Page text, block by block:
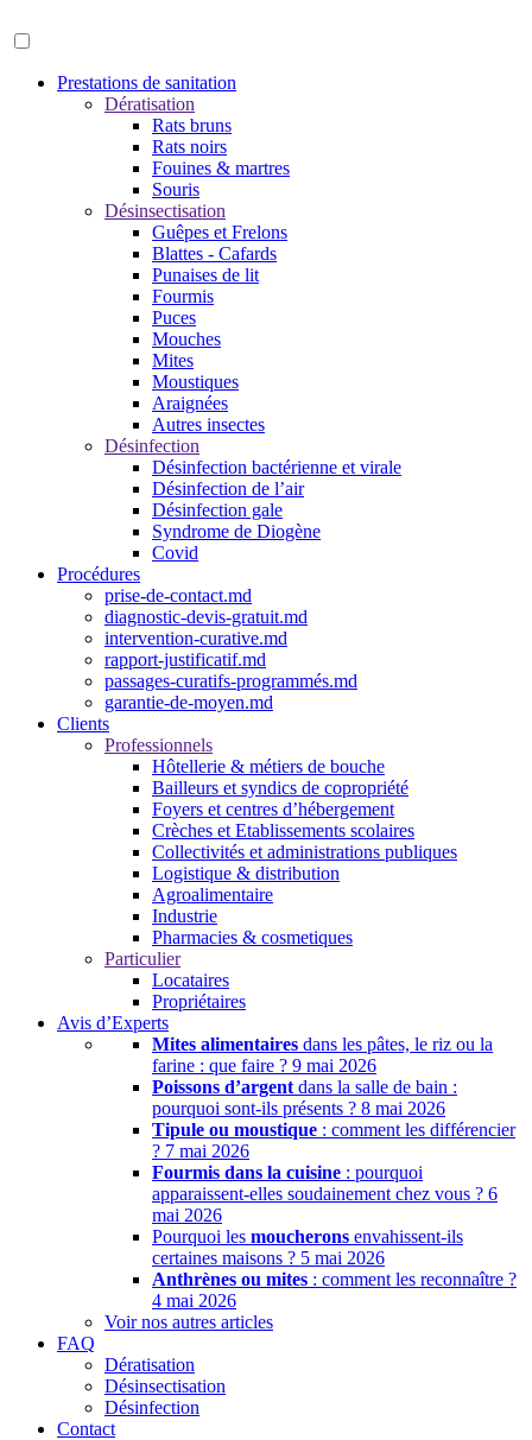
Prestations de sanitation
Dératisation
Rats bruns
Rats noirs
Fouines & martres
Souris
Désinsectisation
Guêpes et Frelons
Blattes - Cafards
Punaises de lit
Fourmis
Puces
Mouches
Mites
Moustiques
Araignées
Autres insectes
Désinfection
Désinfection bactérienne et virale
Désinfection de l’air
Désinfection gale
Syndrome de Diogène
Covid
Procédures
prise-de-contact.md
diagnostic-devis-gratuit.md
intervention-curative.md
rapport-justificatif.md
passages-curatifs-programmés.md
garantie-de-moyen.md
Clients
Professionnels
Hôtellerie & métiers de bouche
Bailleurs et syndics de copropriété
Foyers et centres d’hébergement
Crèches et Etablissements scolaires
Collectivités et administrations publiques
Logistique & distribution
Agroalimentaire
Industrie
Pharmacies & cosmetiques
Particulier
Locataires
Propriétaires
Avis d’Experts
Mites alimentaires dans les pâtes, le riz ou la
farine : que faire ? 9 mai 2026
Poissons d’argent dans la salle de bain :
pourquoi sont-ils présents ? 8 mai 2026
Tipule ou moustique : comment les différencier
? 7 mai 2026
Fourmis dans la cuisine : pourquoi
apparaissent-elles soudainement chez vous ? 6
mai 2026
Pourquoi les moucherons envahissent-ils
certaines maisons ? 5 mai 2026
Anthrènes ou mites : comment les reconnaître ?
4 mai 2026
Voir nos autres articles
FAQ
Dératisation
Désinsectisation
Désinfection
Contact